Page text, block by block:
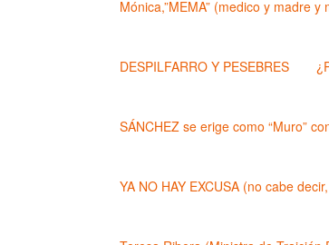
Mónica,”MEMA” (medico y madre
DESPILFARRO Y PESEBRES
SÁNCHEZ se erige como “Muro”
YA NO HAY EXCUSA (no cabe